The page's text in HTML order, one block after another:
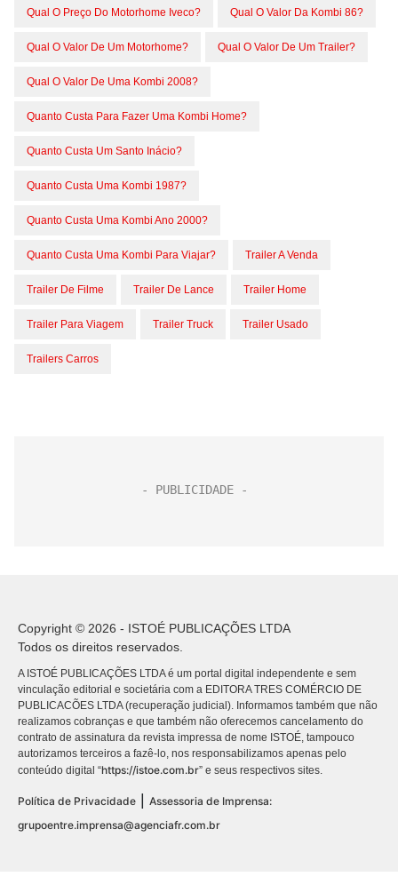
Qual O Preço Do Motorhome Iveco? Qual O Valor Da Kombi 86?
Qual O Valor De Um Motorhome? Qual O Valor De Um Trailer?
Qual O Valor De Uma Kombi 2008?
Quanto Custa Para Fazer Uma Kombi Home?
Quanto Custa Um Santo Inácio?
Quanto Custa Uma Kombi 1987?
Quanto Custa Uma Kombi Ano 2000?
Quanto Custa Uma Kombi Para Viajar? Trailer A Venda
Trailer De Filme Trailer De Lance Trailer Home
Trailer Para Viagem Trailer Truck Trailer Usado
Trailers Carros
Copyright © 2026 - ISTOÉ PUBLICAÇÕES LTDA
Todos os direitos reservados.
A ISTOÉ PUBLICAÇÕES LTDA é um portal digital independente e sem
vinculação editorial e societária com a EDITORA TRES COMÉRCIO DE
PUBLICACÕES LTDA (recuperação judicial). Informamos também que não
realizamos cobranças e que também não oferecemos cancelamento do
contrato de assinatura da revista impressa de nome ISTOÉ, tampouco
autorizamos terceiros a fazê-lo, nos responsabilizamos apenas pelo
conteúdo digital “https://istoe.com.br” e seus respectivos sites.
Política de Privacidade
Assessoria de Imprensa:
grupoentre.imprensa@agenciafr.com.br